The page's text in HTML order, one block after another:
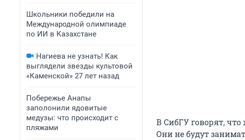
Школьники победили на
Международной олимпиаде
по ИИ в Казахстане
Нагиева не узнать! Как
выглядели звезды культовой
«Каменской» 27 лет назад
Побережье Анапы
заполонили ядовитые
медузы: что происходит с
пляжами
В СибГУ говорят,
Они не будут